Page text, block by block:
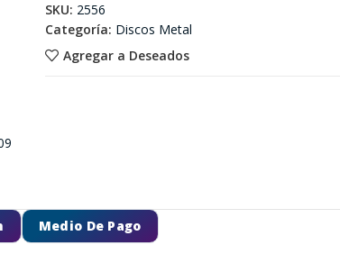
Agregar a Deseados
SKU: 2556
Categoría: Discos Metal
Medio De Pago